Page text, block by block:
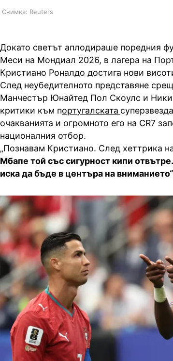
Снимка: Reuters
Докато светът аплодираше поредния
Меси на Мондиал 2026, в лагера на
Кристиано Роналдо достига нови
След неубедителното представяне
Манчестър Юнайтед Пол Скоулс и
критики към португалската
очакванията и огромното его на CR7
националния отбор.
„Познавам Кристиано. След хеттрика
Мбапе той със сигурност кипи
иска да бъде в центъра на